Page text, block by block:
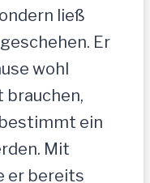
ließ
Er
wohl
brauchen,
ein
Mit
er bereits